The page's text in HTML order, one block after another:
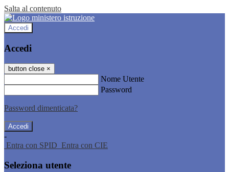
Salta al contenuto
Accedi
Accedi
button close ×
Nome Utente
Password
Password dimenticata?
-
Entra con SPID Entra con CIE
Seleziona utente